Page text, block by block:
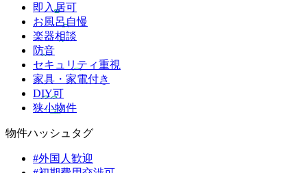
即入居可
お風呂自慢
楽器相談
防音
セキュリティ重視
家具・家電付き
DIY可
狭小物件
物件ハッシュタグ
#外国人歓迎